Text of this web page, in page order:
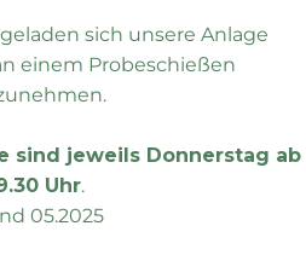
sich unsere Anlage
einem Probeschießen
sind jeweils Donnerstag ab
Uhr.
05.2025